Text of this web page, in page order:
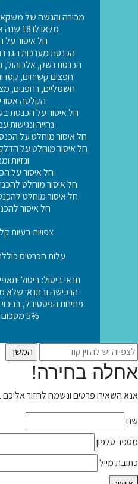
מכירה והגשה של
מלאו לו 18 שנה אסורה בהחלט.
חל איסור
הכנסת מערכות
הכנסת נשק, אלכוהול,
חפצים קשיחים,
חשמליים, רחפנים,
הקלטה
חל איסור על הכנסת
נחייה ונגישות
חל איסור מוחלט על
חל איסור מוחלט על
וגזיות
חל איסור על
חל איסור מוחלט
חל איסור מוחלט
חל איסור
צפויות בעיות
עלות הכרטיס כוללת 5 ₪ דמי
פתיחת הפסטיבל,
5% מסכום העסקה.
אחלה בחירה!
אנא השאירו פרטים ונשמח לחזור
שם
מספר טלפון
כתובת מייל